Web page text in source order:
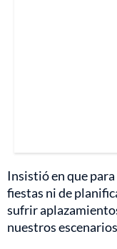
Insistió en que
fiestas ni de
sufrir
nuestros